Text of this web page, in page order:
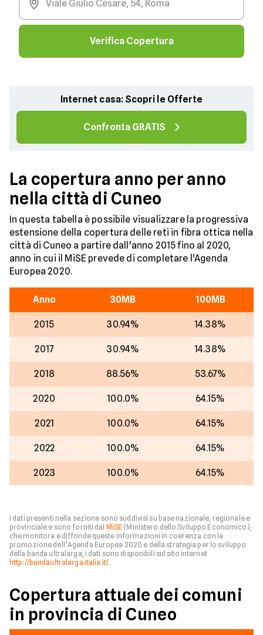
Verifica Copertura
Internet casa: Scopri le Offerte
Confronta GRATIS
La copertura anno per anno
nella città di Cuneo
In questa tabella è possibile visualizzare la progressiva
estensione della copertura delle reti in fibra ottica nella
città di Cuneo a partire dall'anno 2015 fino al 2020,
anno in cui il MiSE prevede di completare l'Agenda
Europea 2020.
Anno 30MB 100MB
2015 30.94% 14.38%
2017 30.94% 14.38%
2018 88.56% 53.67%
2020 100.0% 64.15%
2021 100.0% 64.15%
2022 100.0% 64.15%
2023 100.0% 64.15%
I dati presenti nella sezione sono suddivisi su base nazionale, regionale e
provinciale e sono forniti dal MiSE (Ministero dello Sviluppo Economico),
che monitora e diffonde queste informazioni in coerenza con la
promozione dell’Agenda Europea 2020 e della strategia per lo sviluppo
della banda ultralarga, i dati sono disponibili sul sito internet
http://bandaultralarga.italia.it/.
Copertura attuale dei comuni
in provincia di Cuneo